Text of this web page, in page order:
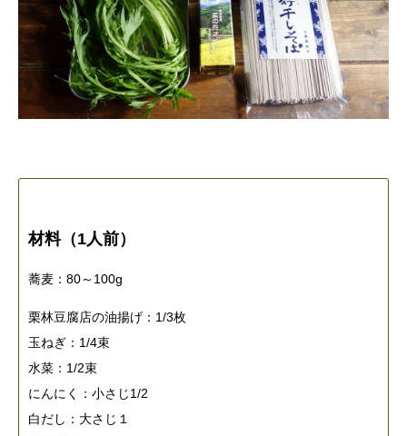
材料（1人前）
蕎麦：80～100g
栗林豆腐店の油揚げ：1/3枚
玉ねぎ：1/4束
水菜：1/2束
にんにく：小さじ1/2
白だし：大さじ１